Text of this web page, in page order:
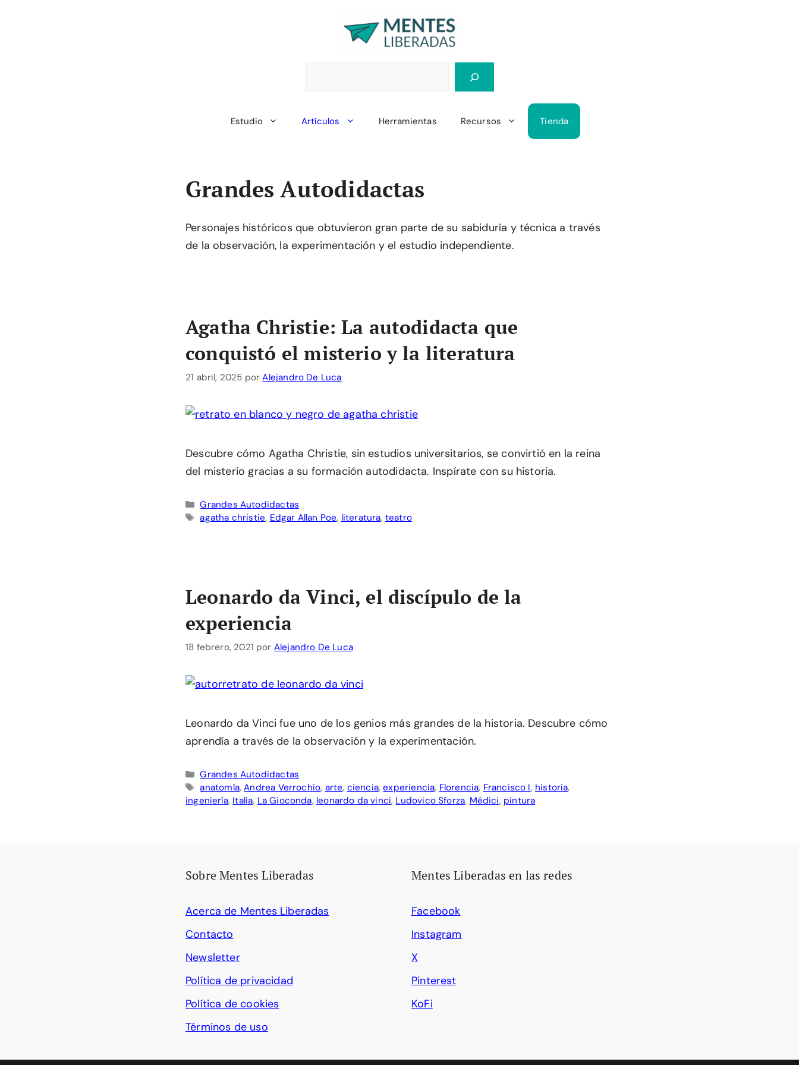
Estudio Artículos Herramientas Recursos Tienda
Grandes Autodidactas
Personajes históricos que obtuvieron gran parte de su sabiduría y técnica a través
de la observación, la experimentación y el estudio independiente.
Agatha Christie: La autodidacta que
conquistó el misterio y la literatura
21 abril, 2025 porAlejandro De Luca
Descubre cómo Agatha Christie, sin estudios universitarios, se convirtió en la reina
del misterio gracias a su formación autodidacta. Inspírate con su historia.
Categorías
Grandes Autodidactas
Etiquetas
agatha christie, Edgar Allan Poe, literatura, teatro
Leonardo da Vinci, el discípulo de la
experiencia
18 febrero, 2021 por Alejandro De Luca
Leonardo da Vinci fue uno de los genios más grandes de la historia. Descubre cómo
aprendía a través de la observación y la experimentación.
Categorías
Grandes Autodidactas
Etiquetas
anatomía,Andrea Verrochio, arte, ciencia,experiencia, Florencia, Francisco I, historia,
ingeniería, Italia, La Gioconda, leonardo da vinci, Ludovico Sforza, Médici, pintura
Sobre Mentes Liberadas
Acerca de Mentes Liberadas
Contacto
Newsletter
Política de privacidad
Política de cookies
Términos de uso
Mentes Liberadas en las redes
Facebook
Instagram
X
Pinterest
KoFi